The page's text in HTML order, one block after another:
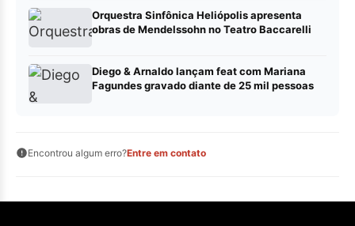
Orquestra Sinfônica Heliópolis apresenta
obras de Mendelssohn no Teatro Baccarelli
Diego & Arnaldo lançam feat com Mariana
Fagundes gravado diante de 25 mil pessoas
Encontrou algum erro?Entre em contato